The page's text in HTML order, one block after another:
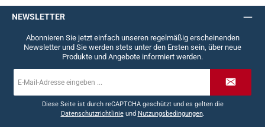
NEWSLETTER
Abonnieren Sie jetzt einfach unseren regelmäßig erscheinenden
Newsletter und Sie werden stets unter den Ersten sein, über neue
Produkte und Angebote informiert werden.
Mail-
Diese Seite ist durch reCAPTCHA geschützt und es gelten die
Datenschutzrichtlinieund Nutzungsbedingungen.